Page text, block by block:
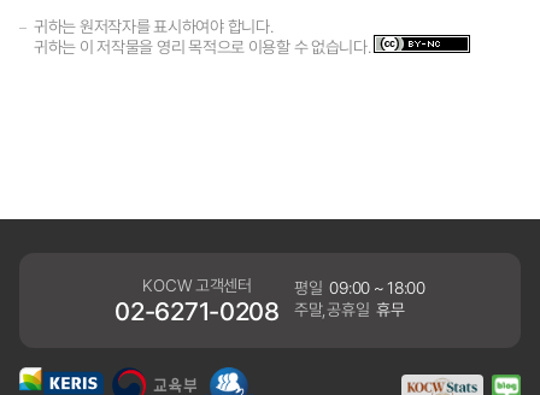
귀하는 원저작자를 표시하여야 합니다.
귀하는 이 저작물을 영리 목적으로 이용할 수 없습니다.
KOCW 고객센터
02-6271-0208
평일 09:00 ~ 18:00
주말,공휴일 휴무